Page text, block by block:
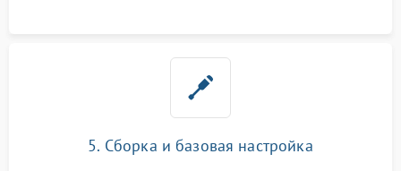
5. Сборка и базовая настройка